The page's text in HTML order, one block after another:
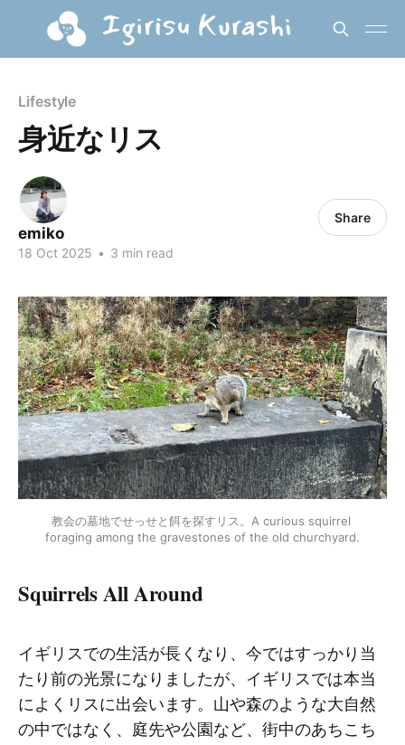
Lifestyle
身近なリス
emiko
18 Oct 2025 • 3 min read
Share
教会の墓地でせっせと餌を探すリス。A curious squirrel
foraging among the gravestones of the old churchyard.
Squirrels All Around
イギリスでの生活が長くなり、今ではすっかり当
たり前の光景になりましたが、イギリスでは本当
によくリスに出会います。山や森のような大自然
の中ではなく、庭先や公園など、街中のあちこち